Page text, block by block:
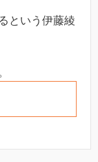
という伊藤綾